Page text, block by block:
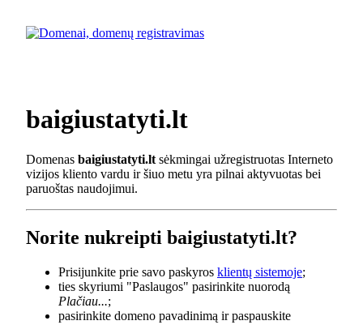
baigiustatyti.lt
Domenas baigiustatyti.lt sėkmingai užregistruotas Interneto
vizijos kliento vardu ir šiuo metu yra pilnai aktyvuotas bei
paruoštas naudojimui.
Norite nukreipti baigiustatyti.lt?
Prisijunkite prie savo paskyros klientų sistemoje;
ties skyriumi "Paslaugos" pasirinkite nuorodą
Plačiau...;
pasirinkite domeno pavadinimą ir paspauskite